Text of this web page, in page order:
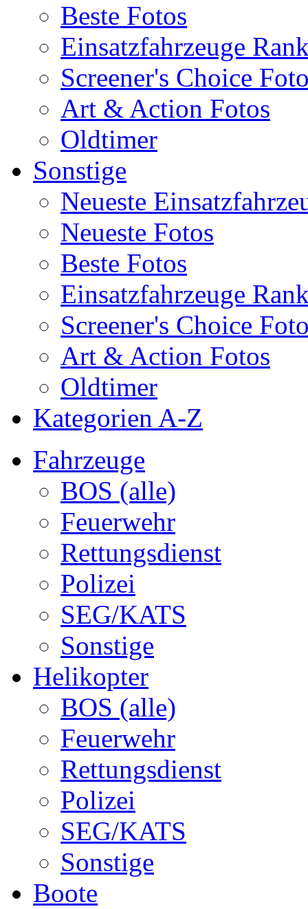
Beste Fotos
Einsatzfahrzeuge
Screener's Choice
Art & Action Fotos
Oldtimer
Sonstige
Neueste
Neueste Fotos
Beste Fotos
Einsatzfahrzeuge
Screener's Choice
Art & Action Fotos
Oldtimer
Kategorien A-Z
Fahrzeuge
BOS (alle)
Feuerwehr
Rettungsdienst
Polizei
SEG/KATS
Sonstige
Helikopter
BOS (alle)
Feuerwehr
Rettungsdienst
Polizei
SEG/KATS
Sonstige
Boote